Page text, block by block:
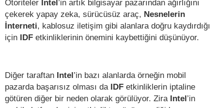
Otoriteler Intel ’in artık bilgisayar pazarından ağırlığını
çekerek yapay zeka, sürücüsüz araç, Nesnelerin
İnterneti, kablosuz iletişim gibi alanlara doğru kaydırdığı
için IDF etkinliklerinin önemini kaybettiğini düşünüyor.
Diğer taraftan Intel’in bazı alanlarda örneğin mobil
pazarda başarısız olması da IDF etkinliklerin iptaline
götüren diğer bir neden olarak görülüyor. Zira Intel’in